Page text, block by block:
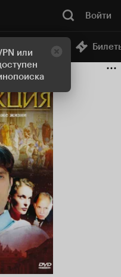
или
Войти
кинотеатр